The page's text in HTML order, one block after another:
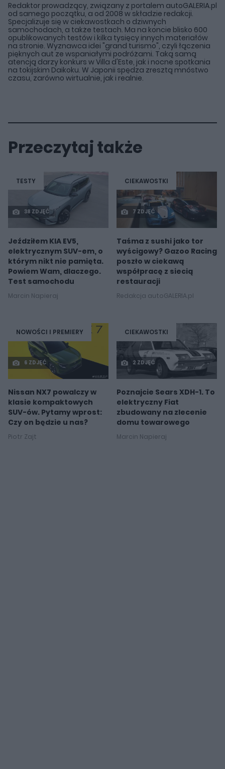
Redaktor prowadzący, związany z portalem autoGALERIA.pl
od samego początku, a od 2008 w składzie redakcji.
Specjalizuje się w ciekawostkach o dziwnych
samochodach, a także testach. Ma na koncie blisko 600
opublikowanych testów i kilka tysięcy innych materiałów
na stronie. Wyznawca idei "grand turismo", czyli łączenia
pięknych aut ze wspaniałymi podróżami. Taką samą
atencją darzy konkurs w Villa d'Este, jak i nocne spotkania
na tokijskim Daikoku. W Japonii spędza zresztą mnóstwo
czasu, zarówno wirtualnie, jak i realnie.
Przeczytaj także
TESTY
38 ZDJĘĆ
Jeździłem KIA EV5,
elektrycznym SUV-em, o
którym nikt nie pamięta.
Powiem Wam, dlaczego.
Test samochodu
Marcin Napieraj
CIEKAWOSTKI
7 ZDJĘĆ
Taśma z sushi jako tor
wyścigowy? Gazoo Racing
poszło w ciekawą
współpracę z siecią
restauracji
Redakcja autoGALERIA.pl
NOWOŚCI I PREMIERY
6 ZDJĘĆ
Nissan NX7 powalczy w
klasie kompaktowych
SUV-ów. Pytamy wprost:
Czy on będzie u nas?
Piotr Zajt
CIEKAWOSTKI
2 ZDJĘĆ
Poznajcie Sears XDH-1. To
elektryczny Fiat
zbudowany na zlecenie
domu towarowego
Marcin Napieraj